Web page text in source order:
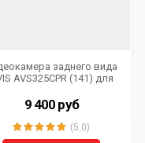
заднего вида
AVS325CPR (141) для
VOLKSWAGEN CRAFTER
9 400 руб
(5.0)